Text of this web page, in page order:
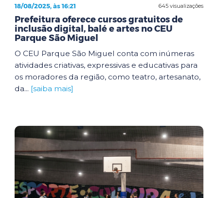
645 visualizações
18/08/2025, às 16:21
Prefeitura oferece cursos gratuitos de
inclusão digital, balé e artes no CEU
Parque São Miguel
O CEU Parque São Miguel conta com inúmeras
atividades criativas, expressivas e educativas para
os moradores da região, como teatro, artesanato,
da... [saiba mais]